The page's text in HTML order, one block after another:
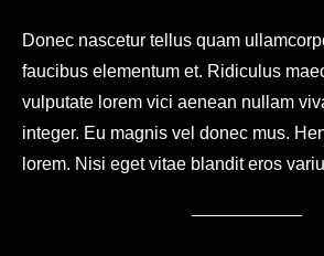
Donec nascetur tellus quam
faucibus elementum et. Ridiculus
vulputate lorem vici aenean nullam
integer. Eu magnis vel donec mus.
lorem. Nisi eget vitae blandit eros